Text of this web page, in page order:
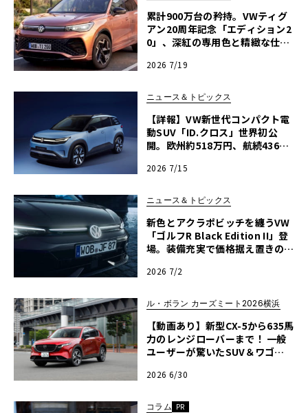
累計900万台の矜持。VWティグ
アン20周年記念「エディション2
0」、深紅の専用色と精緻な仕立
2026 7/19
ニュース＆トピックス
【詳報】VW新世代コンパクト電
動SUV「ID.クロス」世界初公
開。欧州約518万円、航続436k
2026 7/15
ニュース＆トピックス
新色とアクラポビッチを纏うVW
「ゴルフR Black Edition II」登
場。装備充実で価格据え置きの5
2026 7/2
ル・ボラン カーズミート2026横浜
【動画あり】新型CX-5から635馬
力のレンジローバーまで！ 一般
ユーザーが驚いたSUV＆ワゴン
ズミート2026横浜】
2026 6/30
コラム PR